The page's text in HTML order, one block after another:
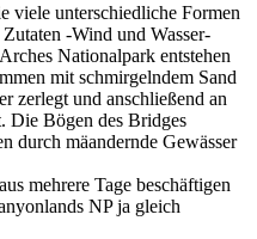
viele unterschiedliche Formen
-Wind und Wasser-
Nationalpark entstehen
mit schmirgelndem Sand
zerlegt und anschließend an
Die Bögen des Bridges
durch mäandernde Gewässer
mehrere Tage beschäftigen
NP ja gleich